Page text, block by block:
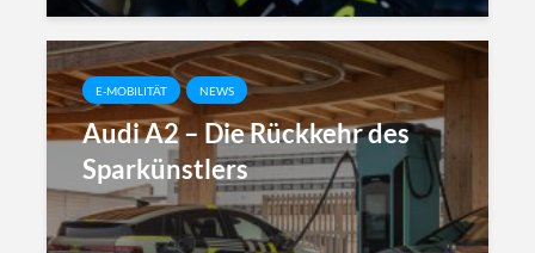
E-MOBILITÄT NEWS
Audi A2 – Die Rückkehr des
Sparkünstlers